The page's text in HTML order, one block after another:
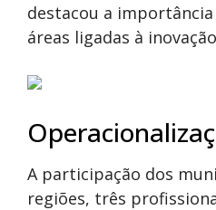
destacou a
áreas ligadas à
A participação dos
regiões, três